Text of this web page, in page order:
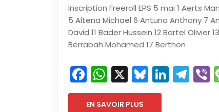
Inscription Freeroll EPS 5 mai 1 Aerts
5 Altena Michael 6 Antuna Anthony 7
David 11 Bader Hussein 12 Bartel Olivier
Berrabah Mohamed 17 Berthon
Facebook
WhatsApp
X Bluesky
EN SAVOIR PLUS